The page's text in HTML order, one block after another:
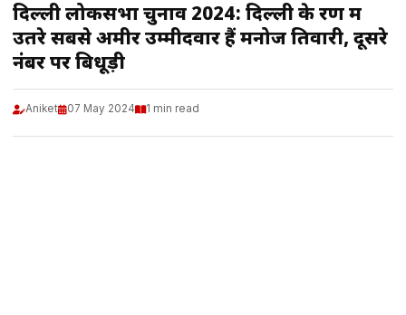
दिल्ली लोकसभा चुनाव 2024: दिल्ली के रण में
उतरे सबसे अमीर उम्मीदवार हैं मनोज तिवारी, दूसरे
नंबर पर बिधूड़ी
Aniket 07 May 2024 1 min read